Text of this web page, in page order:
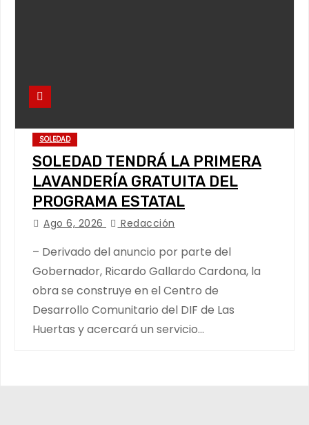
SOLEDAD
SOLEDAD TENDRÁ LA PRIMERA
LAVANDERÍA GRATUITA DEL
PROGRAMA ESTATAL
Ago 6, 2026 Redacción
– Derivado del anuncio por parte del
Gobernador, Ricardo Gallardo Cardona, la
obra se construye en el Centro de
Desarrollo Comunitario del DIF de Las
Huertas y acercará un servicio…